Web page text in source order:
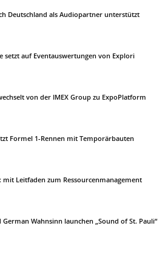
Deutschland als Audiopartner unterstützt
setzt auf Eventauswertungen von Explori
von der IMEX Group zu ExpoPlatform
Formel 1-Rennen mit Temporärbauten
mit Leitfaden zum Ressourcenmanagement
German Wahnsinn launchen „Sound of St. Pauli“